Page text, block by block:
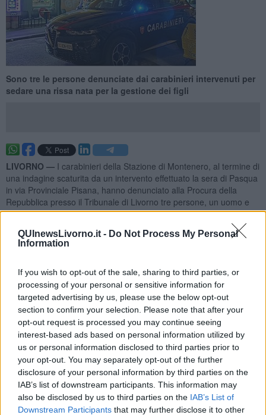
QUInewsLivorno.it - Do Not Process My Personal
Information
If you wish to opt-out of the sale, sharing to third parties, or
processing of your personal or sensitive information for
targeted advertising by us, please use the below opt-out
section to confirm your selection. Please note that after your
opt-out request is processed you may continue seeing
interest-based ads based on personal information utilized by
us or personal information disclosed to third parties prior to
your opt-out. You may separately opt-out of the further
disclosure of your personal information by third parties on the
IAB’s list of downstream participants. This information may
also be disclosed by us to third parties on the IAB’s List of
Downstream Participants that may further disclose it to other
Sono tre le persone denunciate dai carabinieri intervenuti per
sedare una rissa nata per la gestione dei figli
LIVORNO — I carabinieri della Stazione di Montenero, al termine di
una indagine scaturita da un intervento effettuato la sera di Pasqua
in via Provinciale Pisana, hanno denunciato alla Procura della
Repubblica presso il Tribunale di Livorno tre persone, un uomo e
due donne, tutti di origine dell’est Europa e di età compresa tra i
Secondo la ricostruzione dei carabinieri, il tutto sarebbe nato da un
gestione di figli in comune che poi sarebbe degenerato in
discussioni più accese fino a colluttazioni causate dell’intromissione
di una terza persona.
L’uomo, sui quarant’anni, infatti, all’atto di riportare i ragazzi a casa
e riconsegnarli alla madre, una donna di oltre 30 anni, dopo aver
trascorso con loro il giorno di festa, a causa del clima già teso
creatosi nelle ore precedenti con la donna, con cui aveva avuto
scambi di messaggi recriminatori, si è trovato a fronteggiare la ex
moglie con la quale è scaturita un’accesa discussione.